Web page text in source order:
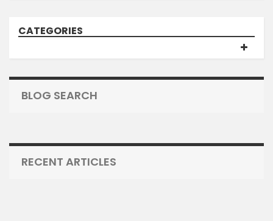
CATEGORIES
BLOG SEARCH
RECENT ARTICLES